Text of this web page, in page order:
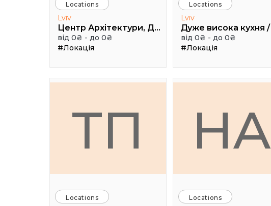
Locations
Lviv
Центр Архітектури, Дизайну та Урбаністики Порохова ВЕЖА
від 0₴ - до 0₴
#Локація
Locations
Lviv
від 0₴ - до 0₴
#Локація
ТП
Locations
HA
Locations